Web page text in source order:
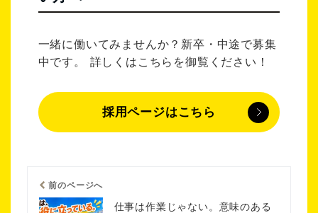
一緒に働いてみませんか？新卒・中途で募集
中です。 詳しくはこちらを御覧ください！
採用ページはこちら
前のページへ
仕事は作業じゃない。意味のある